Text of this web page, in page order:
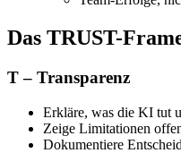
Das TRUST-
T – Transparenz
Erkläre, was die KI tut
Zeige Limitationen
Dokumentiere